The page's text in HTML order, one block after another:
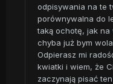
odpisywania na te
porównywalna do
taką ochotę, jak
chyba już bym
Odpierasz mi
kwiatki i wiem, że
zaczynają pisać